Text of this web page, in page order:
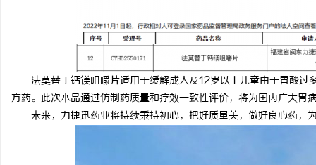
法莫替丁钙镁咀嚼片适用于缓解成人及12岁以上儿童由于胃酸过
方药。此次本品通过仿制药质量和疗效一致性评价，将为国内广大胃
未来，力捷迅药业将持续秉持初心，把好质量关，做好良心药，